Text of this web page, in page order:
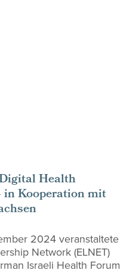
Health
Kooperation mit
2024 veranstaltete
Network (ELNET)
Israeli Health Forum